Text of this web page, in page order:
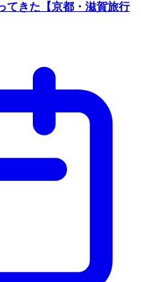
てきた【京都・滋賀旅行